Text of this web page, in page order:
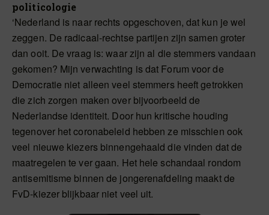
politicologie
‘Nederland is naar rechts opgeschoven, dat kun je wel
zeggen. De radicaal-rechtse partijen zijn samen groter
dan ooit. De vraag is: waar zijn al die stemmers vandaan
gekomen? Mijn verwachting is dat Forum voor de
Democratie niet alleen veel stemmers heeft getrokken
die zich zorgen maken over bijvoorbeeld de
Nederlandse identiteit. Door hun kritische houding
tegenover het coronabeleid hebben ze misschien ook
veel nieuwe kiezers binnengehaald die vinden dat de
maatregelen te ver gaan. Het hele schandaal rondom
antisemitisme binnen de jongerenafdeling maakt de
FvD-kiezer blijkbaar niet veel uit.